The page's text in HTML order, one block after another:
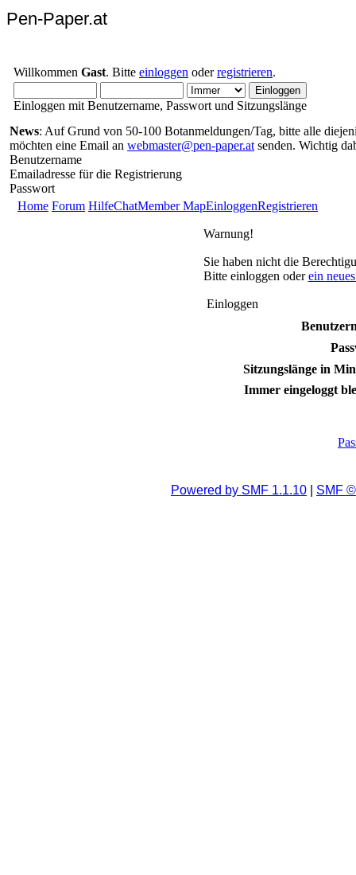
Pen-Paper.at
Willkommen Gast. Bitte einloggen oderregistrieren.
Einloggen mit Benutzername, Passwort und Sitzungslänge
News: Auf Grund von 50-100 Botanmeldungen/Tag, bitte alle
möchten eine Email an webmaster@pen-paper.at senden. Wichtig
Benutzername
Emailadresse für die Registrierung
Passwort
Home Forum HilfeChatMember MapEinloggenRegistrieren
Warnung!
Sie haben nicht die
Bitte einloggen oderein
Einloggen
Sitzungslänge in
Immer eingeloggt
Powered by SMF 1.1.10 SMF